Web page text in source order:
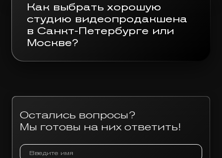
Как выбрать хорошую
студию видеопродакшена
в Санкт-Петербурге или
Москве?
Остались вопросы?
Мы готовы на них ответить!